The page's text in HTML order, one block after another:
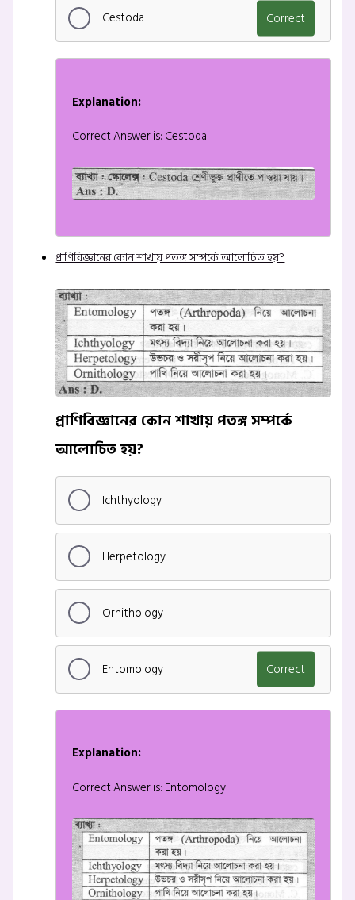
Cestoda Correct
Explanation:
Correct Answer is: Cestoda
প্রাণিবিজ্ঞানের কোন শাখায় পতঙ্গ সম্পর্কে আলোচিত হয়?
প্রাণিবিজ্ঞানের কোন শাখায় পতঙ্গ সম্পর্কে
আলোচিত হয়?
Ichthyology
Herpetology
Ornithology
Entomology Correct
Explanation:
Correct Answer is: Entomology